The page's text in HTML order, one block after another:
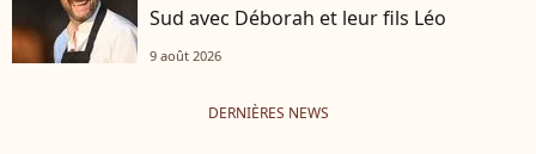
Sud avec Déborah et leur fils Léo
9 août 2026
DERNIÈRES NEWS